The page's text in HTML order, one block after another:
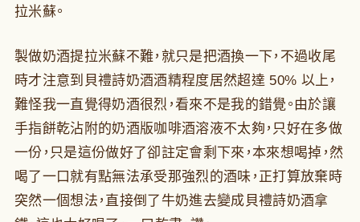
拉米蘇。
製做奶酒提拉米蘇不難，就只是把酒換一下，不過收尾
時才注意到貝禮詩奶酒酒精程度居然超達 50% 以上，
難怪我一直覺得奶酒很烈，看來不是我的錯覺。由於讓
手指餅乾沾附的奶酒版咖啡酒溶液不太夠，只好在多做
一份，只是這份做好了卻註定會剩下來，本來想喝掉，然
喝了一口就有點無法承受那強烈的酒味，正打算放棄時
突然一個想法，直接倒了牛奶進去變成貝禮詩奶酒拿